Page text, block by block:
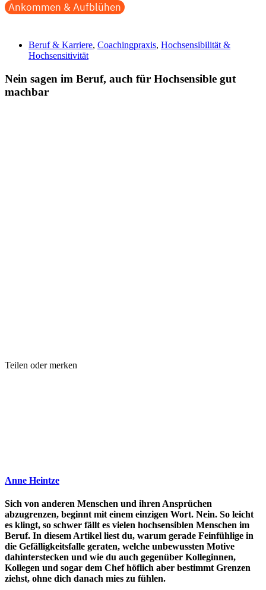
Ankommen & Aufblühen
Beruf & Karriere, Coachingpraxis, Hochsensibilität &
Hochsensitivität
Nein sagen im Beruf, auch für Hochsensible gut
machbar
Teilen oder merken
Anne Heintze
Sich von anderen Menschen und ihren Ansprüchen
abzugrenzen, beginnt mit einem einzigen Wort. Nein. So leicht
es klingt, so schwer fällt es vielen hochsensiblen Menschen im
Beruf. In diesem Artikel liest du, warum gerade Feinfühlige in
die Gefälligkeitsfalle geraten, welche unbewussten Motive
dahinterstecken und wie du auch gegenüber Kolleginnen,
Kollegen und sogar dem Chef höflich aber bestimmt Grenzen
ziehst, ohne dich danach mies zu fühlen.